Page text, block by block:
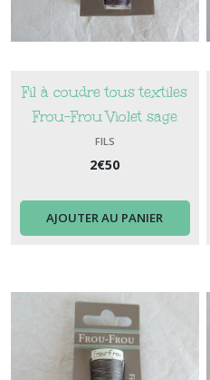
Fil à coudre tous textiles
Frou-Frou Violet sage
Foncé
FILS
2€50
AJOUTER AU PANIER